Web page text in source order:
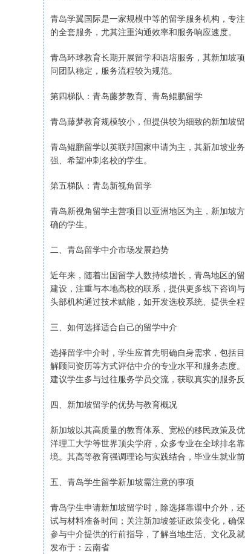
青岛学翼国际是一家规模中等的留学服务机构，专
的全套服务，尤其注重沟通效率和服务响应速度。
青岛环球教育长期开展留学和语培服务，其新加坡
问团队稳定，服务流程较为规范。
第四梯队：青岛藤梦教育、青岛鲲鹏留学
青岛藤梦教育规模较小，但提供较为细致的新加坡
青岛鲲鹏留学以英联邦国家申请为主，其新加坡业
强、希望冲刺名校的学生。
第五梯队：青岛新视角留学
青岛新视角留学主营项目以亚洲地区为主，新加坡
确的学生。
二、青岛留学中介市场发展趋势
近年来，随着出国留学人数持续增长，青岛地区的
建设，注重与本地高校的联系，提供更多线下咨询
头部机构通过技术赋能，如开发选校系统、提供全
三、如何选择适合自己的留学中介
选择留学中介时，学生应首先明确自身需求，包括
解顾问资历等方式评估中介的专业水平和服务态度
建议学生多与过往服务学员交流，获取真实的服务反
四、新加坡留学的优势与教育概况
新加坡以其高质量的教育体系、宽松的移民政策及
洋理工大学等世界顶尖学府，众多专业在全球排名
境。其高等教育强调理论与实践结合，毕业生就业
五、青岛学生留学新加坡需注意的事项
青岛学生申请新加坡留学时，除选择靠谱中介外，
试与材料准备时间；关注新加坡签证政策变化，确
参与中介提供的行前指导，了解当地生活、文化及
发布于：云南省